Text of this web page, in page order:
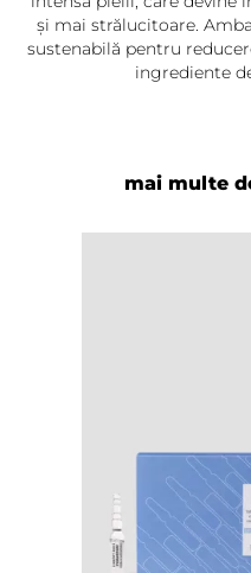
și mai strălucitoare.
sustenabilă pentru
ingrediente
mai multe